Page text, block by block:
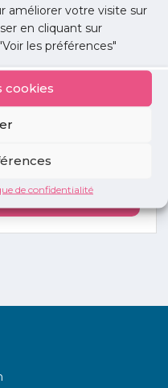
améliorer votre visite sur
en cliquant sur
les préférences"
cookies
de confidentialité